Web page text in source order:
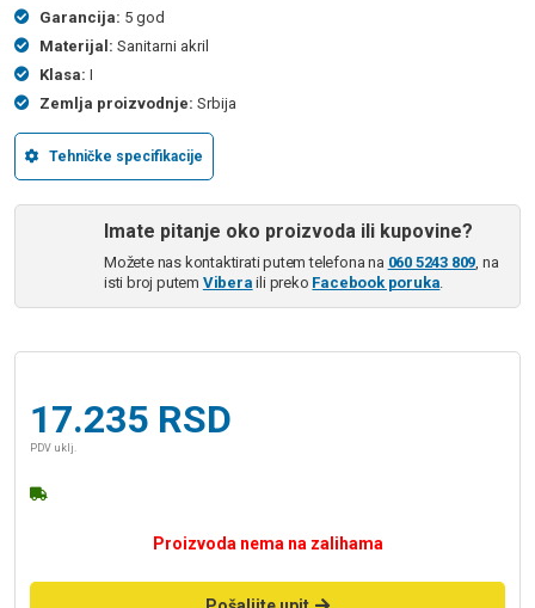
Garancija: 5 god
Materijal: Sanitarni akril
Klasa: I
Zemlja proizvodnje: Srbija
Tehničke specifikacije
Imate pitanje oko proizvoda ili kupovine?
Možete nas kontaktirati putem telefona na 060 5243 809, na
isti broj putem Vibera ili preko Facebook poruka.
17.235 RSD
PDV uklj.
Proizvoda nema na zalihama